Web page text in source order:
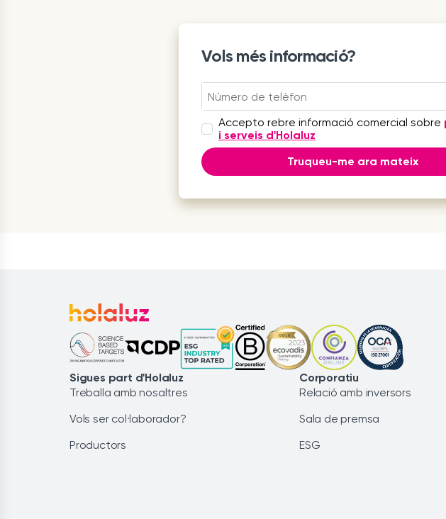
Vols més informació?
Accepto rebre informació comercial sobre
i serveis d'Holaluz
Truqueu-me ara mateix
Sigues part d'Holaluz
Treballa amb nosaltres
Vols ser col·laborador?
Productors
Corporatiu
Relació amb inversors
Sala de premsa
ESG